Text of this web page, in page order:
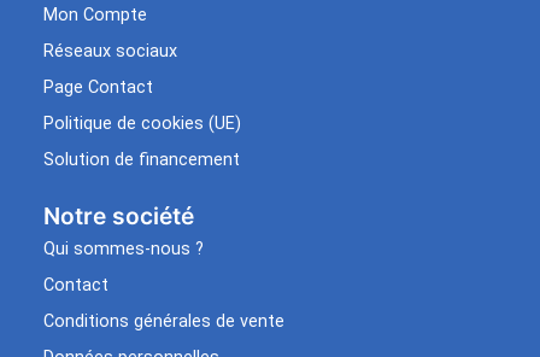
Mon Compte
Réseaux sociaux
Page Contact
Politique de cookies (UE)
Solution de financement
Notre société
Qui sommes-nous ?
Contact
Conditions générales de vente